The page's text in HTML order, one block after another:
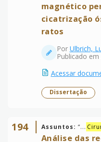
magnético
cicatrização
ratos
Por Ulbrich,
Publicado em
Acessar
Dissertação
194 Assuntos: “...
Análise das